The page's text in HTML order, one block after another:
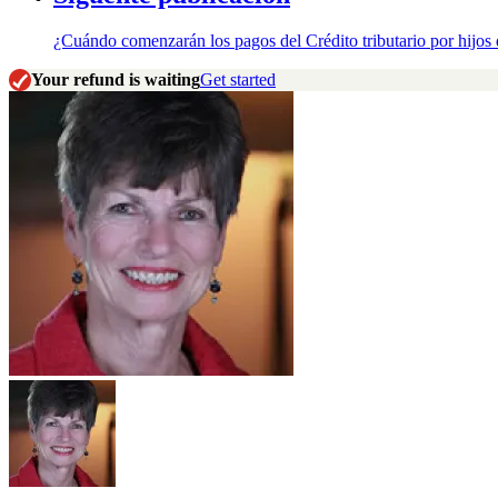
¿Cuándo comenzarán los pagos del Crédito tributario por
Your refund is waitingGet started